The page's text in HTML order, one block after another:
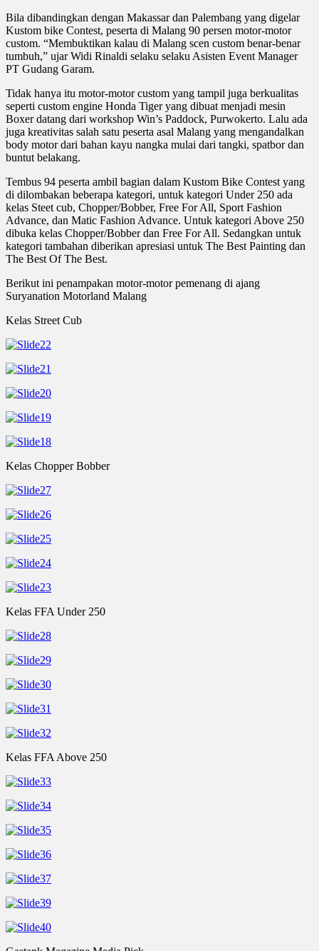
Bila dibandingkan dengan Makassar dan Palembang yang digelar
Kustom bike Contest, peserta di Malang 90 persen motor-motor
custom. “Membuktikan kalau di Malang scen custom benar-benar
tumbuh,” ujar Widi Rinaldi selaku selaku Asisten Event Manager
PT Gudang Garam.
Tidak hanya itu motor-motor custom yang tampil juga berkualitas
seperti custom engine Honda Tiger yang dibuat menjadi mesin
Boxer datang dari workshop Win’s Paddock, Purwokerto. Lalu ada
juga kreativitas salah satu peserta asal Malang yang mengandalkan
body motor dari bahan kayu nangka mulai dari tangki, spatbor dan
buntut belakang.
Tembus 94 peserta ambil bagian dalam Kustom Bike Contest yang
di dilombakan beberapa kategori, untuk kategori Under 250 ada
kelas Steet cub, Chopper/Bobber, Free For All, Sport Fashion
Advance, dan Matic Fashion Advance. Untuk kategori Above 250
dibuka kelas Chopper/Bobber dan Free For All. Sedangkan untuk
kategori tambahan diberikan apresiasi untuk The Best Painting dan
The Best Of The Best.
Berikut ini penampakan motor-motor pemenang di ajang
Suryanation Motorland Malang
Kelas Street Cub
Kelas Chopper Bobber
Kelas FFA Under 250
Kelas FFA Above 250